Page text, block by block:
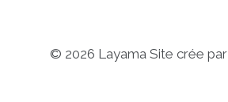
© 2026 Layama Site crée par